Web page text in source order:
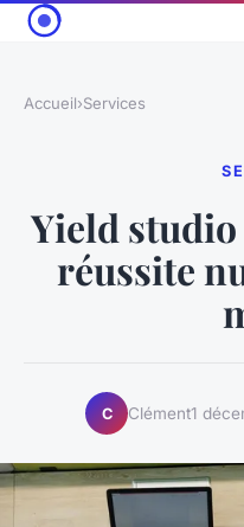
Accueil›Services
Yield studio
réussite
C Clément1